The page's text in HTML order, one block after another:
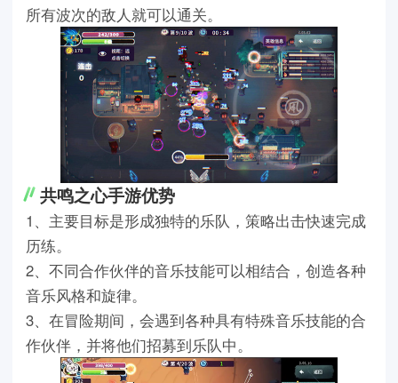
所有波次的敌人就可以通关。
共鸣之心手游优势
1、主要目标是形成独特的乐队，策略出击快速完成
历练。
2、不同合作伙伴的音乐技能可以相结合，创造各种
音乐风格和旋律。
3、在冒险期间，会遇到各种具有特殊音乐技能的合
作伙伴，并将他们招募到乐队中。